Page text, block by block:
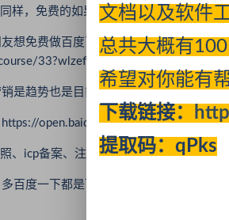
样，免费的如果不能申请成功，只能采用
免费做百度百科的话，那么可以复制打
33?wlzefi。
趋势也是目前企业开展网络营销的门槛
open.baidu.com/coop/kefu.html
icp备案、注册商标证等等；也许以后会
一下都是可以解决掉的。有了思路和
文档以及软件工
总共大概有100
希望对你能有帮
下载链接：
提取码：qPks